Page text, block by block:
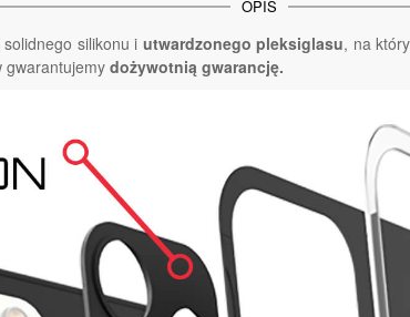
OPIS
silikonu i utwardzonego pleksiglasu, na
gwarantujemy dożywotnią gwarancję.